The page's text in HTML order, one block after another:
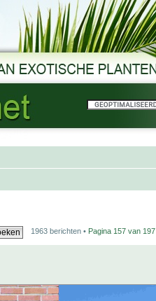
1963 berichten • Pagina 157 van 197